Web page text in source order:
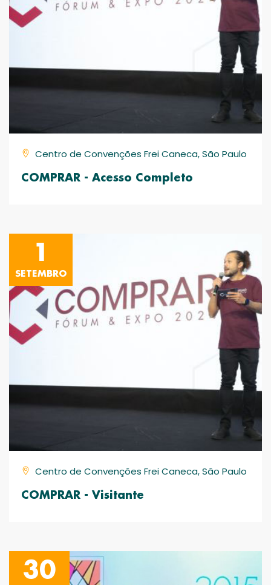
Centro de Convenções Frei Caneca, São Paulo
COMPRAR - Acesso Completo
1
SETEMBRO
Centro de Convenções Frei Caneca, São Paulo
COMPRAR - Visitante
30